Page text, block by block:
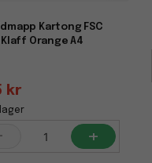
Kartong FSC
Orange A4
kr
+